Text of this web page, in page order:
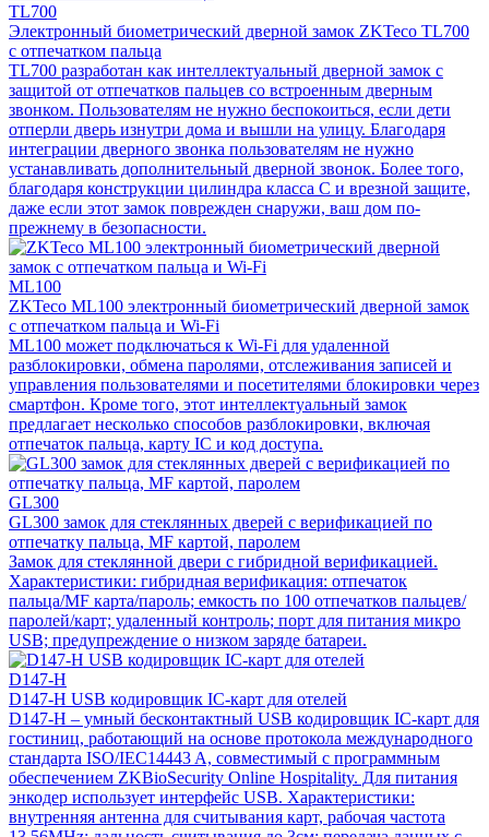
TL700
Электронный биометрический дверной замок ZKTeco TL700
с отпечатком пальца
TL700 разработан как интеллектуальный дверной замок с
защитой от отпечатков пальцев со встроенным дверным
звонком. Пользователям не нужно беспокоиться, если дети
отперли дверь изнутри дома и вышли на улицу. Благодаря
интеграции дверного звонка пользователям не нужно
устанавливать дополнительный дверной звонок. Более того,
благодаря конструкции цилиндра класса C и врезной защите,
даже если этот замок поврежден снаружи, ваш дом по-
прежнему в безопасности.
ML100
ZKTeco ML100 электронный биометрический дверной замок
с отпечатком пальца и Wi-Fi
ML100 может подключаться к Wi-Fi для удаленной
разблокировки, обмена паролями, отслеживания записей и
управления пользователями и посетителями блокировки через
смартфон. Кроме того, этот интеллектуальный замок
предлагает несколько способов разблокировки, включая
отпечаток пальца, карту IC и код доступа.
GL300
GL300 замок для стеклянных дверей с верификацией по
отпечатку пальца, MF картой, паролем
Замок для стеклянной двери с гибридной верификацией.
Характеристики: гибридная верификация: отпечаток
пальца/MF карта/пароль; емкость по 100 отпечатков пальцев/
паролей/карт; удаленный контроль; порт для питания микро
USB; предупреждение о низком заряде батареи.
D147-H
D147-H USB кодировщик IC-карт для отелей
D147-H – умный бесконтактный USB кодировщик IC-карт для
гостиниц, работающий на основе протокола международного
стандарта ISO/IEC14443 A, совместимый с программным
обеспечением ZKBioSecurity Online Hospitality. Для питания
энкодер использует интерфейс USB. Характеристики:
внутренняя антенна для считывания карт, рабочая частота